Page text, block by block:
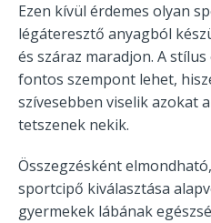
Ezen kívül érdemes olyan
légáteresztő anyagból
és száraz maradjon. A
fontos szempont lehet,
szívesebben viselik azokat
tetszenek nekik.
Összegzésként
sportcipő kiválasztása
gyermekek lábának